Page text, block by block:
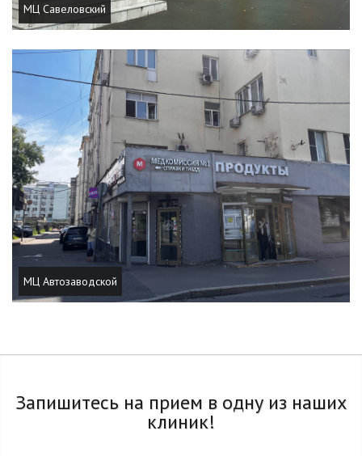
МЦ Савеловский
МЦ Автозаводской
Запишитесь на прием в одну из наших
клиник!